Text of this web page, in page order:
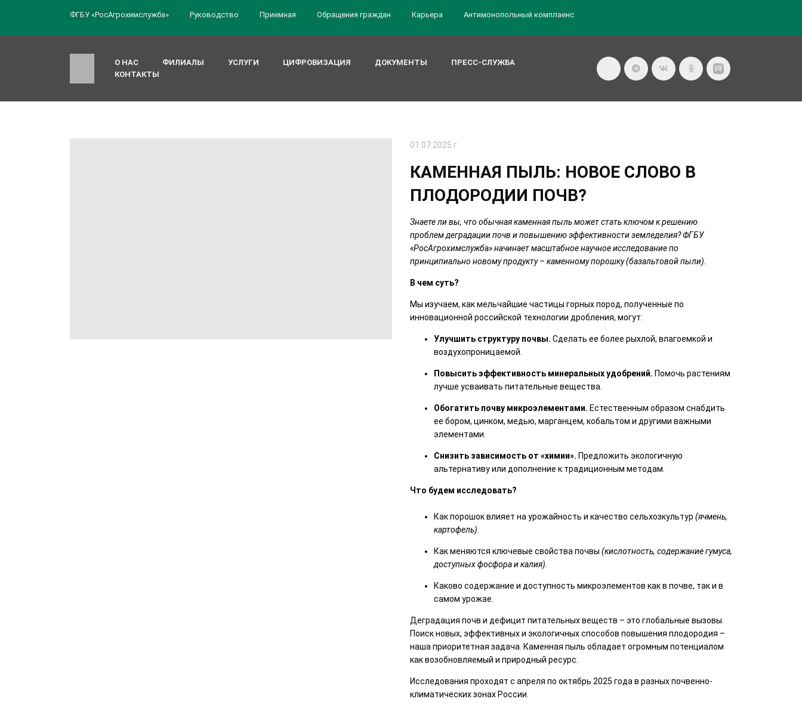
ФГБУ «РосАгрохимслужба» Руководство Приемная Обращения граждан Карьера Антимонопольный комплаенс
О НАС ФИЛИАЛЫ УСЛУГИ ЦИФРОВИЗАЦИЯ ДОКУМЕНТЫ
ПРЕСС-СЛУЖБА
КОНТАКТЫ
01.07.2025 г.
КАМЕННАЯ ПЫЛЬ: НОВОЕ СЛОВО В
ПЛОДОРОДИИ ПОЧВ?
Знаете ли вы, что обычная каменная пыль может стать ключом к решению
проблем деградации почв и повышению эффективности земледелия? ФГБУ
«РосАгрохимслужба» начинает масштабное научное исследование по
принципиально новому продукту – каменному порошку (базальтовой пыли).
В чем суть?
Мы изучаем, как мельчайшие частицы горных пород, полученные по
инновационной российской технологии дробления, могут:
Улучшить структуру почвы. Сделать ее более рыхлой, влагоемкой и
воздухопроницаемой.
Повысить эффективность минеральных удобрений. Помочь растениям
лучше усваивать питательные вещества.
Обогатить почву микроэлементами. Естественным образом снабдить
ее бором, цинком, медью, марганцем, кобальтом и другими важными
элементами.
Снизить зависимость от «химии». Предложить экологичную
альтернативу или дополнение к традиционным методам.
Что будем исследовать?
Как порошок влияет на урожайность и качество сельхозкультур (ячмень,
картофель)
Как меняются ключевые свойства почвы (кислотность, содержание гумуса,
доступных фосфора и калия)
Каково содержание и доступность микроэлементов как в почве, так и в
самом урожае.
Деградация почв и дефицит питательных веществ – это глобальные вызовы.
Поиск новых, эффективных и экологичных способов повышения плодородия –
наша приоритетная задача. Каменная пыль обладает огромным потенциалом
как возобновляемый и природный ресурс.
Исследования проходят с апреля по октябрь 2025 года в разных почвенно-
климатических зонах России.